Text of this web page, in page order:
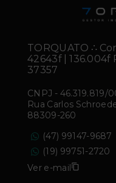
TORQUATO ∴
42643f | 136.004f
37357
CNPJ - 46.319.819/
Rua Carlos
88309-260
(47) 99147-9687
(19) 99751-2720
Ver e-mail